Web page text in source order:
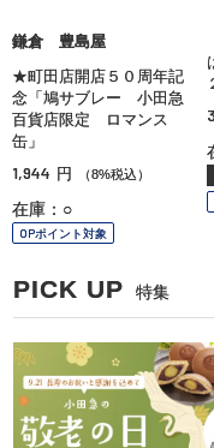
鎌倉 豊島屋
★町田店開店５０周年記
念「鳩サブレー 小田急
百貨店限定 ロマンス
缶」
1,944 円 （8%税込）
在庫：○
OPポイント対象
PICK UP 特集